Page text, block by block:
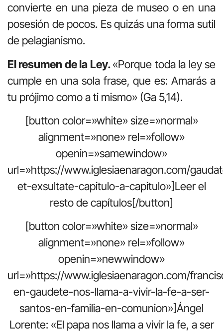
convierte en una pieza de museo o en una
posesión de pocos. Es quizás una forma sutil
de pelagianismo.
El resumen de la Ley.«Porque toda la ley se
cumple en una sola frase, que es: Amarás a
tu prójimo como a ti mismo» (Ga 5,14).
[button color=»white» size=»normal»
alignment=»none» rel=»follow»
openin=»samewindow»
url=»https://www.iglesiaenaragon.com/
et-exsultate-capitulo-a-capitulo»]Leer el
resto de capítulos[/button]
[button color=»white» size=»normal»
alignment=»none» rel=»follow»
openin=»newwindow»
url=»https://www.iglesiaenaragon.com/
en-gaudete-nos-llama-a-vivir-la-fe-a-ser-
santos-en-familia-en-comunion»]Ángel
Lorente: «El papa nos llama a vivir la fe, a ser